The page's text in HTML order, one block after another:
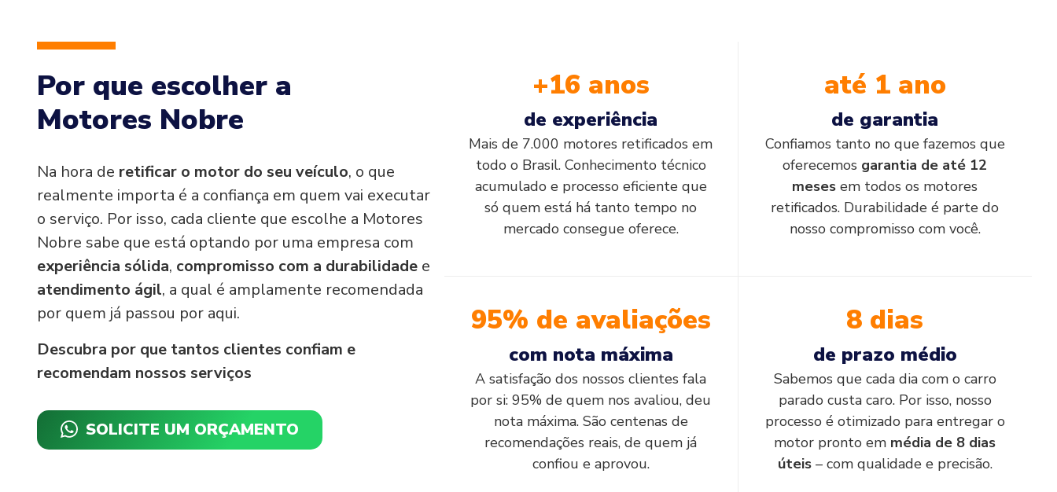
Por que escolher a
Motores Nobre
Na hora de retificar o motor do seu veículo, o que
realmente importa é a confiança em quem vai executar
o serviço. Por isso, cada cliente que escolhe a Motores
Nobre sabe que está optando por uma empresa com
experiência sólida, compromisso com a durabilidade e
atendimento ágil, a qual é amplamente recomendada
por quem já passou por aqui.
Descubra por que tantos clientes confiam e
recomendam nossos serviços
SOLICITE UM ORÇAMENTO
+16 anos
de experiência
Mais de 7.000 motores retificados em
todo o Brasil. Conhecimento técnico
acumulado e processo eficiente que
só quem está há tanto tempo no
mercado consegue oferece.
até 1 ano
de garantia
Confiamos tanto no que fazemos que
oferecemos garantia de até 12
meses em todos os motores
retificados. Durabilidade é parte do
nosso compromisso com você.
95% de avaliações
com nota máxima
A satisfação dos nossos clientes fala
por si: 95% de quem nos avaliou, deu
nota máxima. São centenas de
recomendações reais, de quem já
confiou e aprovou.
8 dias
de prazo médio
Sabemos que cada dia com o carro
parado custa caro. Por isso, nosso
processo é otimizado para entregar o
motor pronto em média de 8 dias
úteis– com qualidade e precisão.